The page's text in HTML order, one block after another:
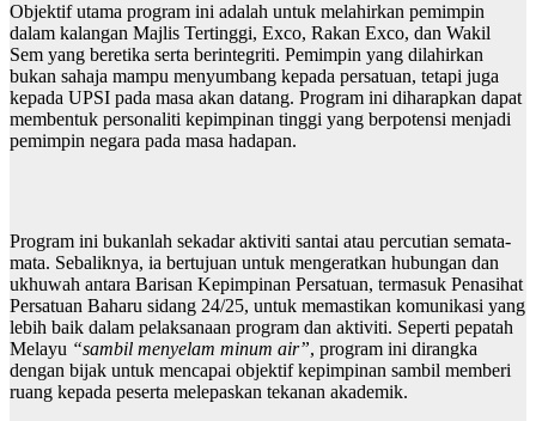
Objektif utama program ini adalah untuk melahirkan pemimpin
dalam kalangan Majlis Tertinggi, Exco, Rakan Exco, dan Wakil
Sem yang beretika serta berintegriti. Pemimpin yang dilahirkan
bukan sahaja mampu menyumbang kepada persatuan, tetapi juga
kepada UPSI pada masa akan datang. Program ini diharapkan dapat
membentuk personaliti kepimpinan tinggi yang berpotensi menjadi
pemimpin negara pada masa hadapan.
Program ini bukanlah sekadar aktiviti santai atau percutian semata-
mata. Sebaliknya, ia bertujuan untuk mengeratkan hubungan dan
ukhuwah antara Barisan Kepimpinan Persatuan, termasuk Penasihat
Persatuan Baharu sidang 24/25, untuk memastikan komunikasi yang
lebih baik dalam pelaksanaan program dan aktiviti. Seperti pepatah
Melayu “sambil menyelam minum air”, program ini dirangka
dengan bijak untuk mencapai objektif kepimpinan sambil memberi
ruang kepada peserta melepaskan tekanan akademik.